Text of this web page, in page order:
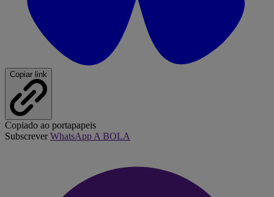
Copiar link
Copiado ao portapapeis
SubscreverWhatsApp A BOLA